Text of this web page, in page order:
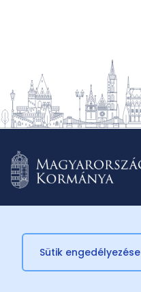
Sütik engedélyezése